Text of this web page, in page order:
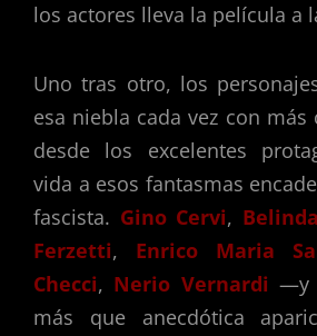
los actores lleva la película a
Uno tras otro, los
esa niebla cada vez con más
desde los excelentes
vida a esos fantasmas
fascista. Gino Cervi,
Ferzetti, Enrico Maria
Checci, Nerio Vernardi —y
más que anecdótica